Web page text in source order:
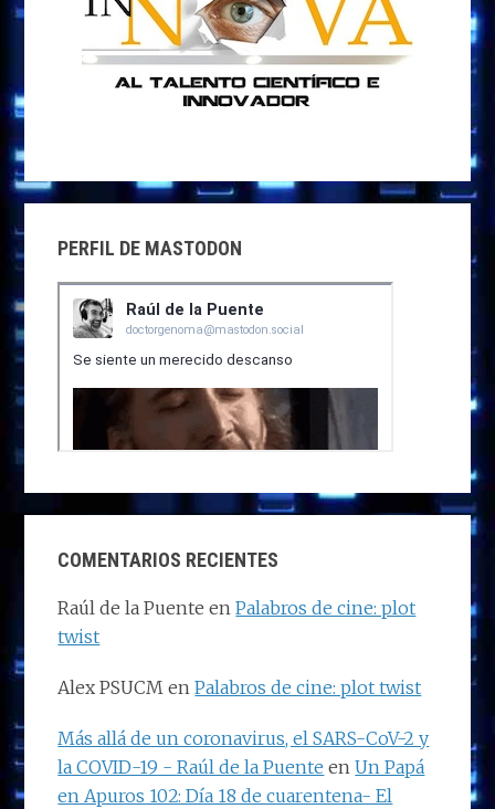
PERFIL DE MASTODON
COMENTARIOS RECIENTES
Raúl de la Puente enPalabros de cine: plot
twist
Alex PSUCM enPalabros de cine: plot twist
Más allá de un coronavirus, el SARS-CoV-2 y
la COVID-19 - Raúl de la Puente enUn Papá
en Apuros 102: Día 18 de cuarentena- El